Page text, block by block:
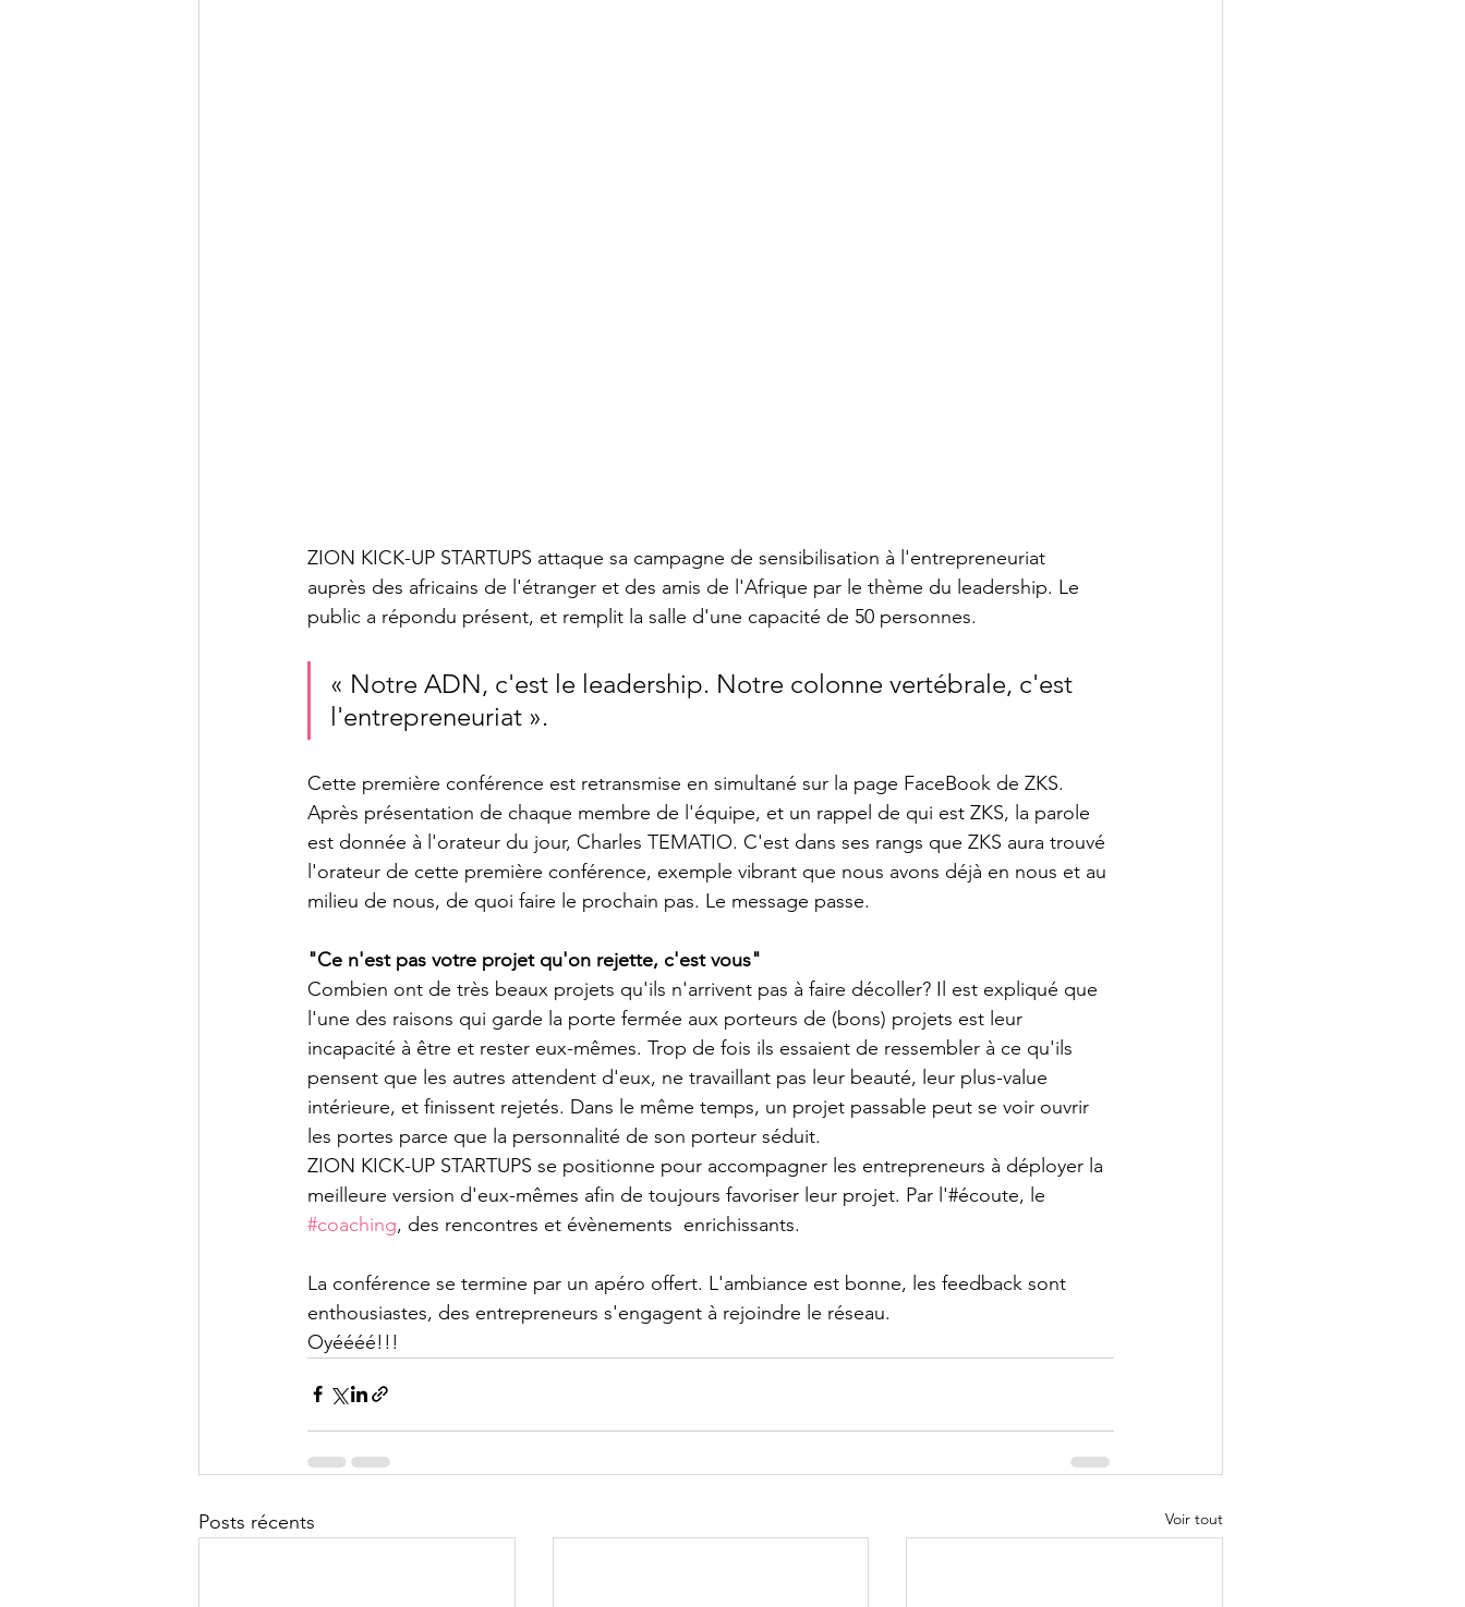
ZION KICK-UP STARTUPS attaque sa campagne de sensibilisation à l'entrepreneuriat
auprès des africains de l'étranger et des amis de l'Afrique par le thème du leadership. Le
public a répondu présent, et remplit la salle d'une capacité de 50 personnes.
« Notre ADN, c'est le leadership. Notre colonne vertébrale, c'est
l'entrepreneuriat ».
Cette première conférence est retransmise en simultané sur la page FaceBook de ZKS.
Après présentation de chaque membre de l'équipe, et un rappel de qui est ZKS, la parole
est donnée à l'orateur du jour, Charles TEMATIO. C'est dans ses rangs que ZKS aura trouvé
l'orateur de cette première conférence, exemple vibrant que nous avons déjà en nous et au
milieu de nous, de quoi faire le prochain pas. Le message passe.
"Ce n'est pas votre projet qu'on rejette, c'est vous"
Combien ont de très beaux projets qu'ils n'arrivent pas à faire décoller? Il est expliqué que
l'une des raisons qui garde la porte fermée aux porteurs de (bons) projets est leur
incapacité à être et rester eux-mêmes. Trop de fois ils essaient de ressembler à ce qu'ils
pensent que les autres attendent d'eux, ne travaillant pas leur beauté, leur plus-value
intérieure, et finissent rejetés. Dans le même temps, un projet passable peut se voir ouvrir
les portes parce que la personnalité de son porteur séduit.
ZION KICK-UP STARTUPS se positionne pour accompagner les entrepreneurs à déployer la
meilleure version d'eux-mêmes afin de toujours favoriser leur projet. Par l'#écoute, le
#coaching, des rencontres et évènements  enrichissants.
La conférence se termine par un apéro offert. L'ambiance est bonne, les feedback sont
enthousiastes, des entrepreneurs s'engagent à rejoindre le réseau.
Oyéééé!!!
Posts récents Voir tout